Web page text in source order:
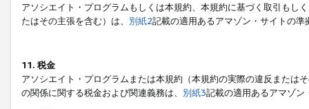
アソシエイト・プログラムもしくは本規約、本規約に基づく取引もし
たはその主張を含む）は、 別紙2記載の適用あるアマゾン・サイトの
11. 税金
アソシエイト・プログラムまたは本規約（本規約の実際の違反または
の関係に関する税金および関連義務は、 別紙3記載の適用あるアマゾン